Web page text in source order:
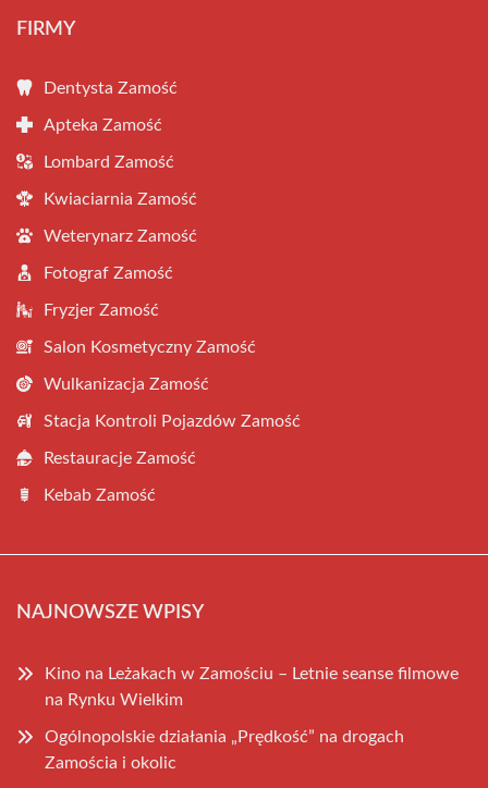
FIRMY
Dentysta Zamość
Apteka Zamość
Lombard Zamość
Kwiaciarnia Zamość
Weterynarz Zamość
Fotograf Zamość
Fryzjer Zamość
Salon Kosmetyczny Zamość
Wulkanizacja Zamość
Stacja Kontroli Pojazdów Zamość
Restauracje Zamość
Kebab Zamość
NAJNOWSZE WPISY
Kino na Leżakach w Zamościu – Letnie seanse filmowe
na Rynku Wielkim
Ogólnopolskie działania „Prędkość” na drogach
Zamościa i okolic